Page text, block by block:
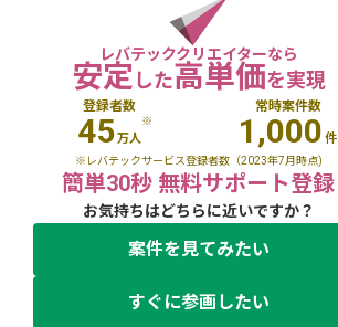
レバテッククリエイターなら
安定した高単価を実現
登録者数
45万人
※
常時案件数
1,000 件
※レバテックサービス登録者数（2023年7月時点)
簡単30秒 無料サポート登録
お気持ちはどちらに近いですか？
案件を見てみたい
すぐに参画したい